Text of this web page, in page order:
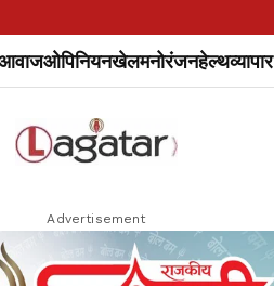
ओपिनियनखेलमनोरंजनहेल्थव्यापार
Advertisement